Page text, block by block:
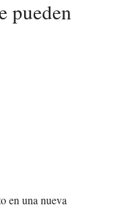
pueden
en una nueva